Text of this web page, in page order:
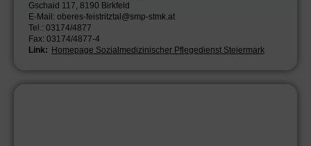
Gschaid 117, 8190 Birkfeld
E-Mail: oberes-feistritztal@smp-stmk.at
Tel.: 03174/4877
Fax: 03174/4877-4
Link: Homepage Sozialmedizinischer Pflegedienst Steiermark